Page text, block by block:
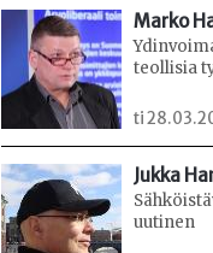
Marko
teollisia
ti
Jukka
uutinen